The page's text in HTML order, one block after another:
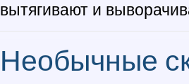
вытягивают и
Необычные